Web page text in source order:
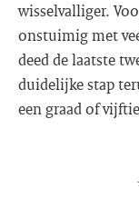
wisselvalliger.
onstuimig met
deed de laatste
duidelijke stap
een graad of